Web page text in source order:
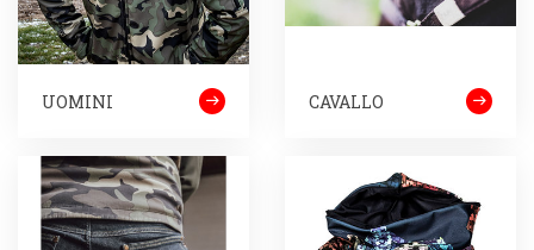
UOMINI CAVALLO